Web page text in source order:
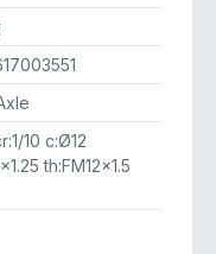
10 c:Ø12
th:FM12x1.5